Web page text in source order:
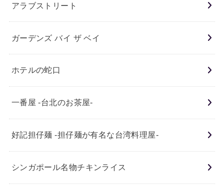
アラブストリート
ガーデンズ バイ ザ ベイ
ホテルの蛇口
一番屋 -台北のお茶屋-
好記担仔麺 -担仔麺が有名な台湾料理屋-
シンガポール名物チキンライス